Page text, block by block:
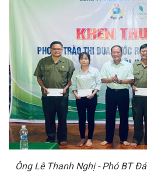
Ông Lê Thanh Nghị -Phó BT